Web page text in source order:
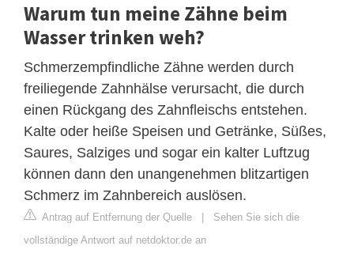
Warum tun meine Zähne beim
Wasser trinken weh?
Schmerzempfindliche Zähne werden durch
freiliegende Zahnhälse verursacht, die durch
einen Rückgang des Zahnfleischs entstehen.
Kalte oder heiße Speisen und Getränke, Süßes,
Saures, Salziges und sogar ein kalter Luftzug
können dann den unangenehmen blitzartigen
Schmerz im Zahnbereich auslösen.
Antrag auf Entfernung der Quelle | Sehen Sie sich die
vollständige Antwort auf netdoktor.de an